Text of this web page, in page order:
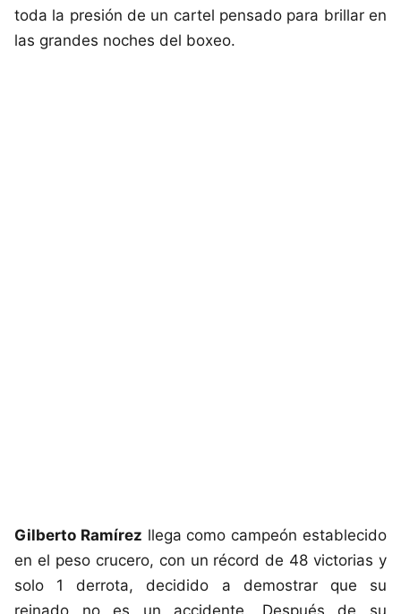
toda la presión de un cartel pensado para brillar en
las grandes noches del boxeo.
Gilberto Ramírez llega como campeón establecido
en el peso crucero, con un récord de 48 victorias y
solo 1 derrota, decidido a demostrar que su
reinado no es un accidente. Después de su